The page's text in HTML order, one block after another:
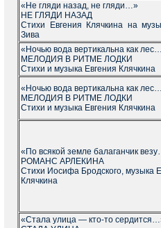
«Не гляди назад, не гляди…»
НЕ ГЛЯДИ НАЗАД
Стихи Евгения Клячкина на
Зива
«Ночью вода вертикальна как
МЕЛОДИЯ В РИТМЕ ЛОДКИ
Стихи и музыка Евгения Клячкина
«Ночью вода вертикальна как
МЕЛОДИЯ В РИТМЕ ЛОДКИ
Стихи и музыка Евгения Клячкина
«По всякой земле балаганчик
РОМАНС АРЛЕКИНА
Стихи Иосифа Бродского, музыка
Клячкина
«Стала улица — кто-то